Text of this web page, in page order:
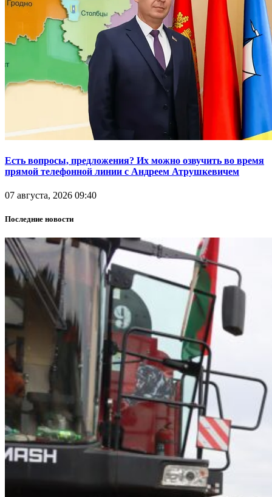
Есть вопросы, предложения? Их можно озвучить во время
прямой телефонной линии с Андреем Атрушкевичем
07 августа, 2026 09:40
Последние новости